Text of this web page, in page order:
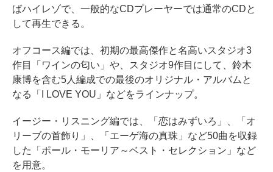
ばハイレゾで、一般的なCDプレーヤーでは通常のCDと
して再生できる。
オフコース編では、初期の最高傑作と名高いスタジオ3
作目「ワインの匂い」や、スタジオ9作目にして、鈴木
康博を含む5人編成での最後のオリジナル・アルバムと
なる「I LOVE YOU」などをラインナップ。
イージー・リスニング編では、「恋はみずいろ」、「オ
リーブの首飾り」、「エーゲ海の真珠」など50曲を収録
した「ポール・モーリア～ベスト・セレクション」など
を用意。